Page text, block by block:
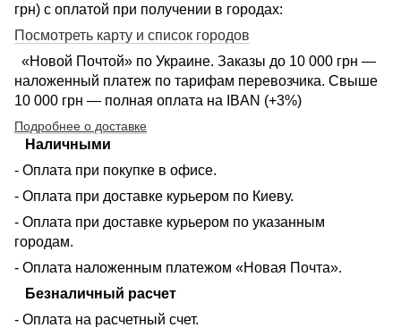
грн) с оплатой при получении в городах:
Посмотреть карту и список городов
«Новой Почтой» по Украине. Заказы до 10 000 грн —
наложенный платеж по тарифам перевозчика. Свыше
10 000 грн — полная оплата на IBAN (+3%)
Подробнее о доставке
Наличными
- Оплата при покупке в офисе.
- Оплата при доставке курьером по Киеву.
- Оплата при доставке курьером по указанным
городам.
- Оплата наложенным платежом «Новая Почта».
Безналичный расчет
- Оплата на расчетный счет.